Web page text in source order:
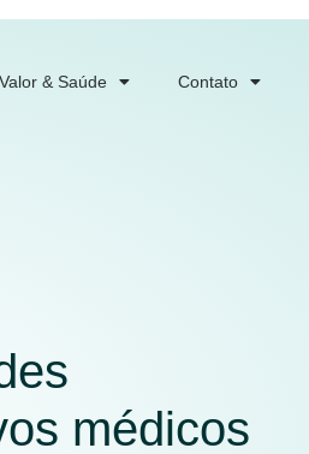
& Saúde Contato
médicos